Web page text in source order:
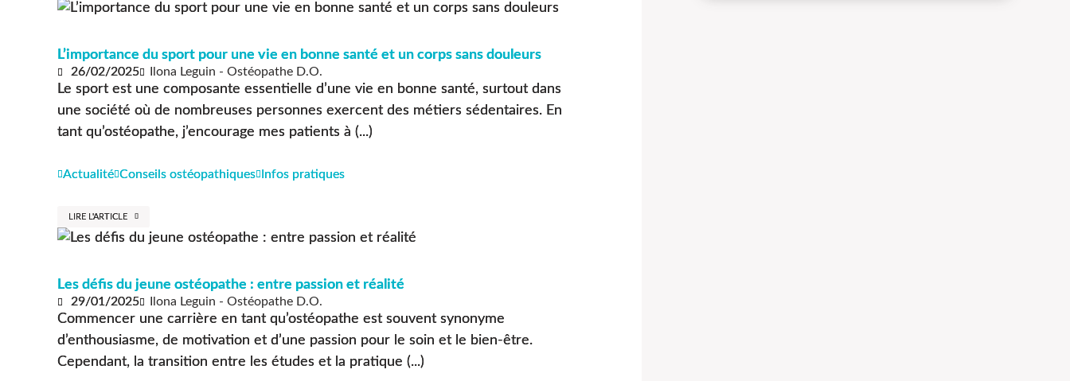
L’importance du sport pour une vie en bonne santé et un corps sans douleurs
26/02/2025 Ilona Leguin - Ostéopathe D.O.
Le sport est une composante essentielle d’une vie en bonne santé, surtout dans
une société où de nombreuses personnes exercent des métiers sédentaires. En
tant qu’ostéopathe, j’encourage mes patients à (...)
Actualité Conseils ostéopathiques Infos pratiques
LIRE L'ARTICLE
Les défis du jeune ostéopathe : entre passion et réalité
29/01/2025 Ilona Leguin - Ostéopathe D.O.
Commencer une carrière en tant qu’ostéopathe est souvent synonyme
d’enthousiasme, de motivation et d’une passion pour le soin et le bien-être.
Cependant, la transition entre les études et la pratique (...)